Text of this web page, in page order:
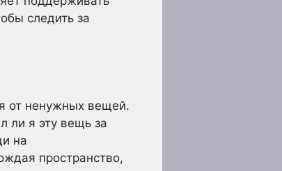
следить за
от ненужных вещей.
ли я эту вещь за
на
пространство,